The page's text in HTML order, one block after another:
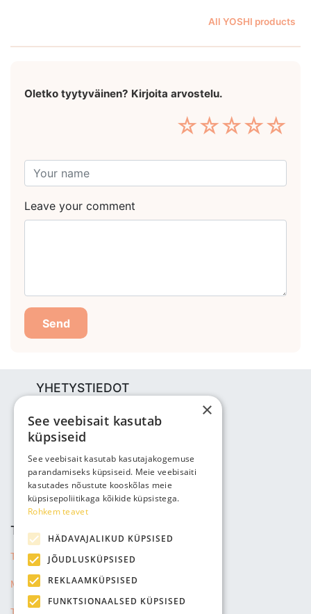
All YOSHI products
Oletko tyytyväinen? Kirjoita arvostelu.
☆
☆
☆
☆
☆
Leave your comment
Send
YHETYSTIEDOT
Vabaõhukooli tee 4, Tallinn, 12013
Reg nr: 14690362
ALV: EE102147285
Puhelin: +3725143691
info@bjuti.ee
TIEDOT
Tietosuojakäytänto
Myyntiehdot
×
See veebisait kasutab
küpsiseid
See veebisait kasutab kasutajakogemuse
parandamiseks küpsiseid. Meie veebisaiti
kasutades nõustute kooskõlas meie
küpsisepoliitikaga kõikide küpsistega.
Rohkem teavet
HÄDAVAJALIKUD KÜPSISED
JÕUDLUSKÜPSISED
REKLAAMKÜPSISED
FUNKTSIONAALSED KÜPSISED